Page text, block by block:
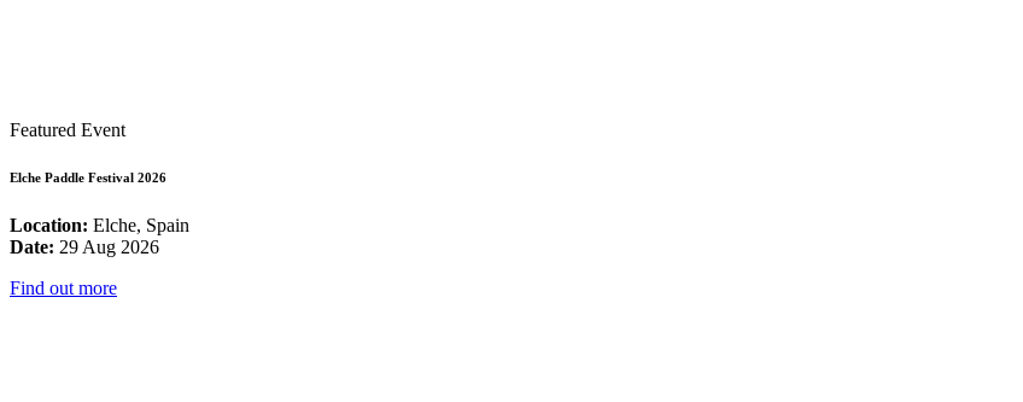
Featured Event
Elche Paddle Festival 2026
Location: Elche, Spain
Date: 29 Aug 2026
Find out more